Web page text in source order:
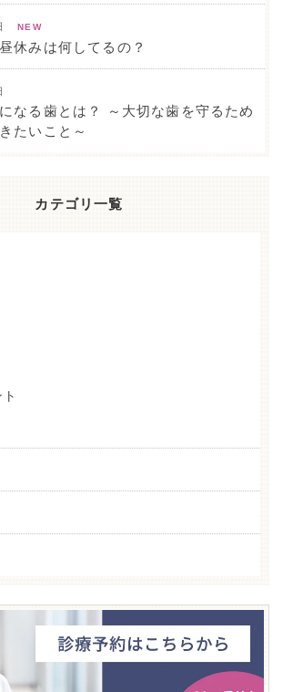
NEW
休みは何してるの？
なる歯とは？ ～大切な歯を守るため
たいこと～
カテゴリ一覧